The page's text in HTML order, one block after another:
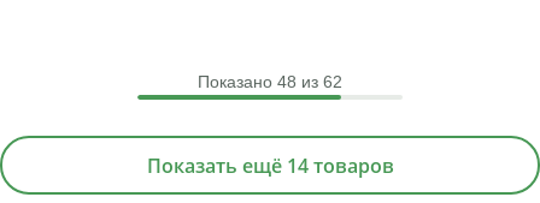
Показано 48 из 62
Показать ещё 14 товаров